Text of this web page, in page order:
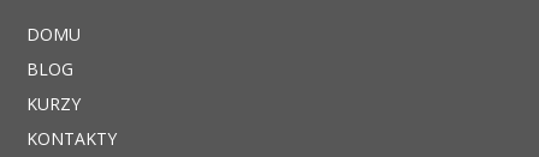
DOMU
BLOG
KURZY
KONTAKTY